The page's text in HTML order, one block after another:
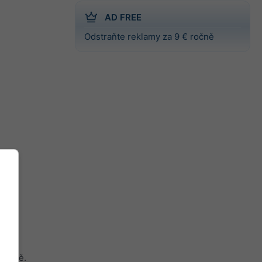
AD FREE
Odstraňte reklamy za 9 € ročně